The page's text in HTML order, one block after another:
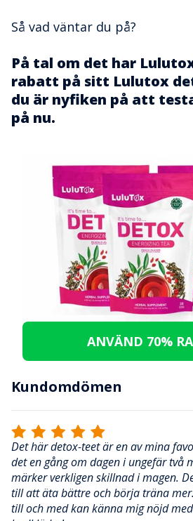
Så vad väntar du på?
På tal om det har
rabatt på sitt Lulutox
du är nyfiken på att
på nu.
ANVÄND 70%
Kundomdömen
Det här detox-teet är en av mina
det en gång om dagen i ungefär två
märker verkligen skillnad i magen.
till att äta bättre och börja träna
till och med kan känna mig nöjd